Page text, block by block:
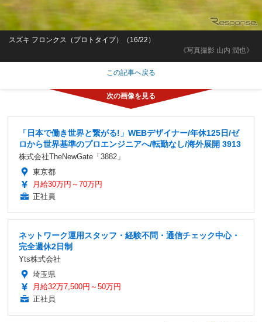
《写真撮影 山内 潤也》
スズキ フロンクス（プロトタイプ）（16/22）
この記事へ戻る
「日本で働き世界と繋がる!」WEBデザイナー/年休125日/ゼ
ロから世界基準のプロエンジニアへ/転勤なし/海外展開 3913
株式会社TheNewGate「3882」
東京都
月給30万円～70万円
正社員
ネットワーク運用スタッフ・経験不問・通信チェック中心・
完全週休2日制
Yts株式会社
埼玉県
月給32万7,500円～50万円
正社員